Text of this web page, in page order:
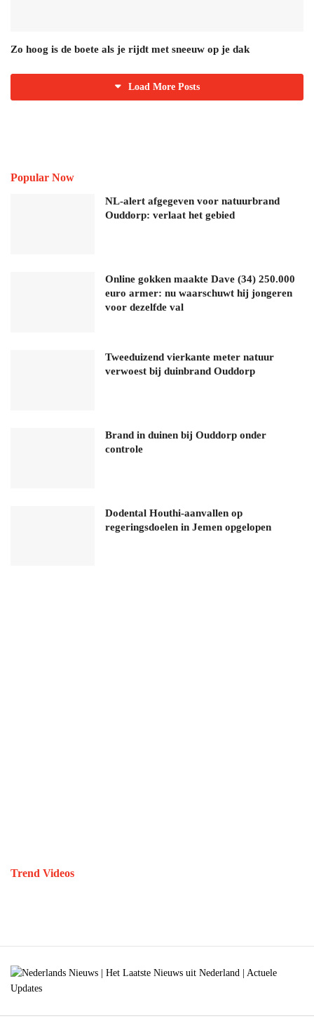
Zo hoog is de boete als je rijdt met sneeuw op je dak
Load More Posts
Popular Now
NL-alert afgegeven voor natuurbrand
Ouddorp: verlaat het gebied
Online gokken maakte Dave (34) 250.000
euro armer: nu waarschuwt hij jongeren
voor dezelfde val
Tweeduizend vierkante meter natuur
verwoest bij duinbrand Ouddorp
Brand in duinen bij Ouddorp onder
controle
Dodental Houthi-aanvallen op
regeringsdoelen in Jemen opgelopen
Trend Videos